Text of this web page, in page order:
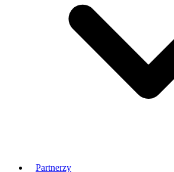
Partnerzy